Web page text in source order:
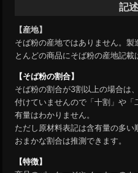
記
【産地】
そば粉の産地ではありません。
とんどの商品にそば粉の産地記載
【そば粉の割合】
そば粉の割合が3割以上の場合は
付けていませんので「十割」や
有量はわかりません。
ただし原材料表記は含有量の多
おまかな割合は推測できます。
【特徴】